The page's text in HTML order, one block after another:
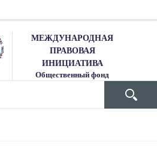
МЕЖДУНАРОДНАЯ
ПРАВОВАЯ
ИНИЦИАТИВА
Общественный фонд